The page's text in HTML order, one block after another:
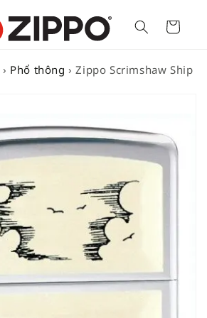
Cart
› Phổ thông ›Zippo Scrimshaw Ship